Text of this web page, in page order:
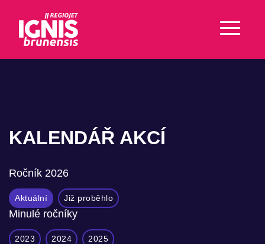
KALENDÁŘ AKCÍ
Ročník 2026
Aktuální Již proběhlo
Minulé ročníky
2023 2024 2025